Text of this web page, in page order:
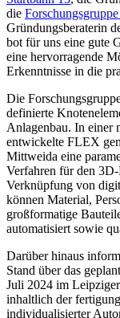
die
Gründungsberaterin
bot für uns eine gute
eine hervorragende
Erkenntnisse in die
Die
definierte
Anlagenbau. In einer
entwickelte FLEX
Mittweida eine
Verfahren für den
Verknüpfung von
können Material,
großformatige
automatisiert sowie
Darüber hinaus
Stand über das
Juli 2024 im
inhaltlich der
individualisierter